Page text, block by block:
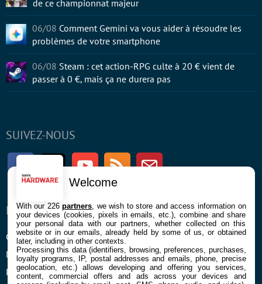
SUIVEZ-NOUS
FacebookTwitter Youtube RSS Newsletter
ENTREPRISE
Confidentialité et Cookies
Mentions légales et CGU
Préférences Cookies
À PROPOS
Contact
de ce championnat majeur
06/08 Comment Gemini va vous aider à résoudre les
problèmes de votre smartphone
06/08 Steam : cet action-RPG culte à 20 € vient de
passer à 0 €, mais ça ne durera pas
Welcome
With our 226partners , we wish to store and access information on
your devices (cookies, pixels in emails, etc.), combine and share
your personal data with our partners, whether collected on this
website or in our emails, already held by some of us, or obtained
later, including in other contexts.
Processing this data (identifiers, browsing, preferences, purchases,
loyalty programs, IP, postal addresses and emails, phone, precise
geolocation, etc.) allows developing and offering you services,
content, commercial offers and ads across your devices and